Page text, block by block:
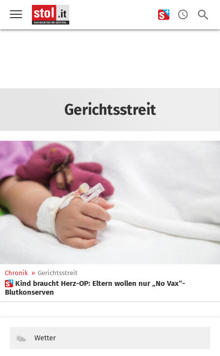
Gerichtsstreit
Chronik » Gerichtsstreit
 Kind braucht Herz-OP: Eltern wollen nur „No Vax“-
Blutkonserven
Wetter